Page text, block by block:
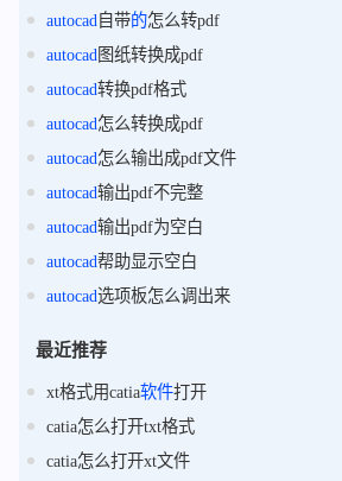
autocad自带的怎么转pdf
autocad图纸转换成pdf
autocad转换pdf格式
autocad怎么转换成pdf
autocad怎么输出成pdf文件
autocad输出pdf不完整
autocad输出pdf为空白
autocad帮助显示空白
autocad选项板怎么调出来
最近推荐
xt格式用catia软件打开
catia怎么打开txt格式
catia怎么打开xt文件